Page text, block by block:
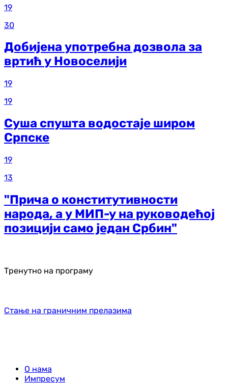
19
30
Добијена употребна дозвола за
вртић у Новоселији
19
19
Суша спушта водостаје широм
Српске
19
13
"Прича о конститутивности
народа, а у МИП-у на руководећој
позицији само један Србин"
Тренутно на програму
Стање на граничним прелазима
О нама
Импресум